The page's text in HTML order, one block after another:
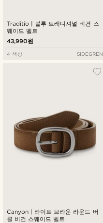
Traditio | 블루 트래디셔널 비건 스
웨이드 벨트
43,990원
4 색상 SIDEGREN
Canyon | 라이트 브라운 라운드 버
클 비건 스웨이드 벨트